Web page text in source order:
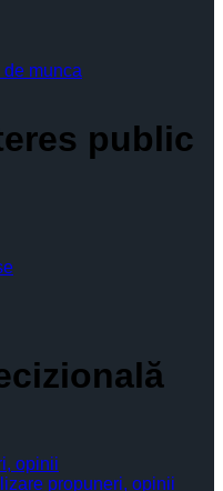
munca
public
opinii
propuneri, opinii